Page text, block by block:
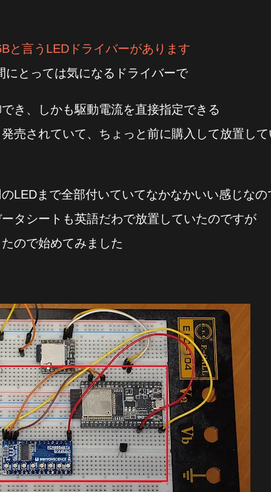
と言うLEDドライバーがあります
にとっては気になるドライバーで
き、しかも駆動電流を直接指定できる
売されていて、ちょっと前に購入して放置して
LEDまで全部付いていてなかなかいい感じなの
タシートも英語だわで放置していたのですが
ので始めてみました